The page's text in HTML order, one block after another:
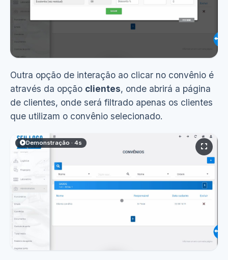
Ver demonstração(14s)
Outra opção de interação ao clicar no convênio é
através da opção clientes, onde abrirá a página
de clientes, onde será filtrado apenas os clientes
que utilizam o convênio selecionado.
Demonstração · 4s